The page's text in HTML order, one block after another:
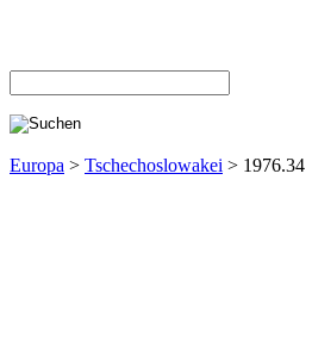
Europa > Tschechoslowakei > 1976.34